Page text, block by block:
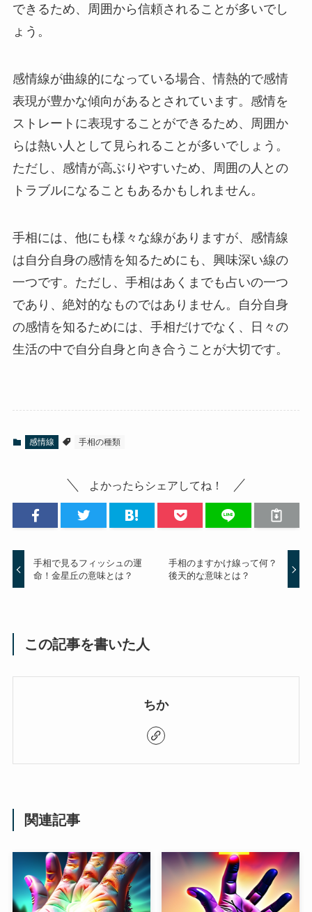
できるため、周囲から信頼されることが多いでし
ょう。
感情線が曲線的になっている場合、情熱的で感情
表現が豊かな傾向があるとされています。感情を
ストレートに表現することができるため、周囲か
らは熱い人として見られることが多いでしょう。
ただし、感情が高ぶりやすいため、周囲の人との
トラブルになることもあるかもしれません。
手相には、他にも様々な線がありますが、感情線
は自分自身の感情を知るためにも、興味深い線の
一つです。ただし、手相はあくまでも占いの一つ
であり、絶対的なものではありません。自分自身
の感情を知るためには、手相だけでなく、日々の
生活の中で自分自身と向き合うことが大切です。
感情線 手相の種類
よかったらシェアしてね！
手相で見るフィッシュの運
命！金星丘の意味とは？
手相のますかけ線って何？
後天的な意味とは？
この記事を書いた人
ちか
関連記事